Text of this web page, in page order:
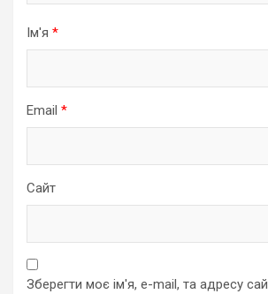
Ім'я *
Email *
Сайт
Зберегти моє ім'я, e-mail, та адресу